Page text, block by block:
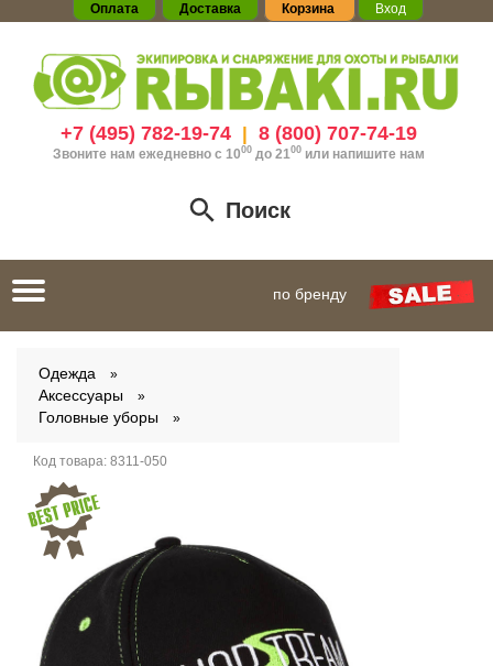
Оплата Доставка Корзина Вход
+7 (495) 782-19-74| 8 (800) 707-74-19
Звоните нам ежедневно с 1000до 21 00 или напишите нам
Поиск
Toggle
navigation
по бренду
Одежда
Аксессуары
Головные уборы
Код товара: 8311-050